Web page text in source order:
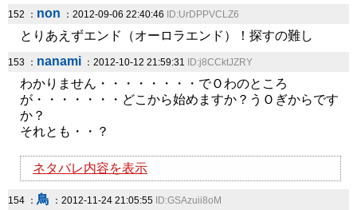
152 ： non ：2012-09-06 22:40:46 ID:UrDPPVCLZ6
とりあえずエンド（オーロラエンド）！探すの難し
153 ： nanami ：2012-10-12 21:59:31 ID:j8CCktJZRY
わかりません・・・・・・・・でＯわのところ
が・・・・・・・どこから始めますか？うＯぎからです
か？
それとも・・？
ネタバレ内容を表示
154 ： 鳥 ：2012-11-24 21:05:55 ID:GSAzuii8oM